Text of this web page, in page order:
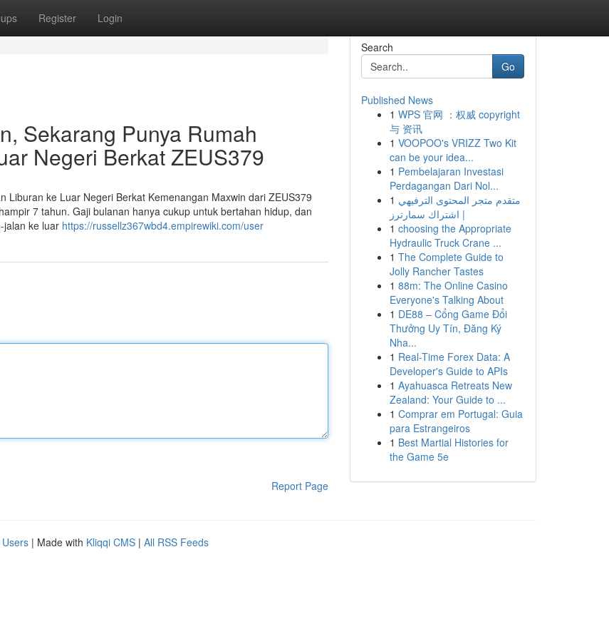
Register Login
Sekarang Punya Rumah
Negeri Berkat ZEUS379
Liburan ke Luar Negeri Berkat Kemenangan Maxwin dari ZEUS379
7 tahun. Gaji bulanan hanya cukup untuk bertahan hidup, dan
jalan ke luar https://russellz367wbd4.empirewiki.com/user
Report Page
Search
Go
Published News
1 WPS 官网 ：权威 copyright
与 资讯
1 VOOPOO's VRIZZ Two Kit
can be your idea...
1 Pembelajaran Investasi
Perdagangan Dari Nol...
1 متقدم متجر المحتوى الترفيهي
| اشتراك سمارترز
1 choosing the Appropriate
Hydraulic Truck Crane ...
1 The Complete Guide to
Jolly Rancher Tastes
1 88m: The Online Casino
Everyone's Talking About
1 DE88 – Cổng Game Đổi
Thưởng Uy Tín, Đăng Ký
Nha...
1 Real-Time Forex Data: A
Developer's Guide to APIs
1 Ayahuasca Retreats New
Zealand: Your Guide to ...
1 Comprar em Portugal: Guia
para Estrangeiros
1 Best Martial Histories for
the Game 5e
| Made with Kliqqi CMS | All RSS Feeds